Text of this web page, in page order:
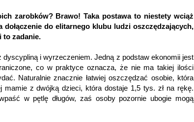
zarobków? Brawo! Taka postawa to niestety wciąż
do elitarnego klubu ludzi oszczędzających,
to zadanie.
i wyrzeczeniem. Jedną z podstaw ekonomii jest
co w praktyce oznacza, że nie ma takiej ilości
Naturalnie znacznie łatwiej oszczędzać osobie, która
mamie z dwójką dzieci, która dostaje 1,5 tys. zł na rękę.
w pętlę długów, zaś osoby pozornie ubogie mogą